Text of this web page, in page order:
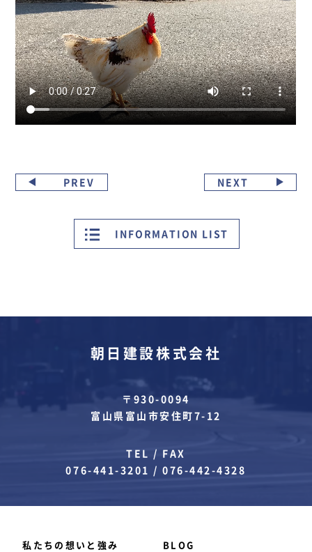
PREV
INFORMATION LIST
NEXT
朝日建設株式会社
〒930-0094
富山県富山市安住町7-12
TEL / FAX
076-441-3201 /076-442-4328
私たちの想いと強み
BLOG